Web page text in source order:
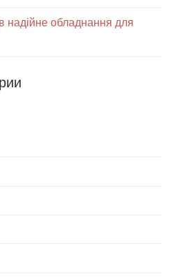
в надійне обладнання для